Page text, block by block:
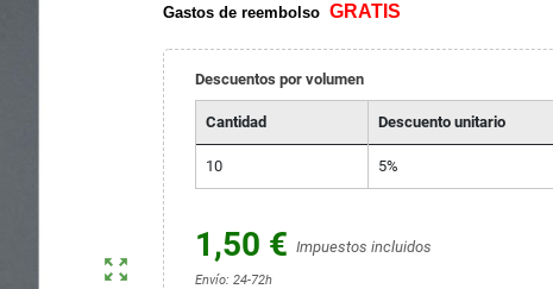
zoom_out_map
Gastos de reembolso GRATIS
Descuentos por volumen
Cantidad Descuento unitario
10 5%
1,50 € Impuestos incluidos
Envío: 24-72h